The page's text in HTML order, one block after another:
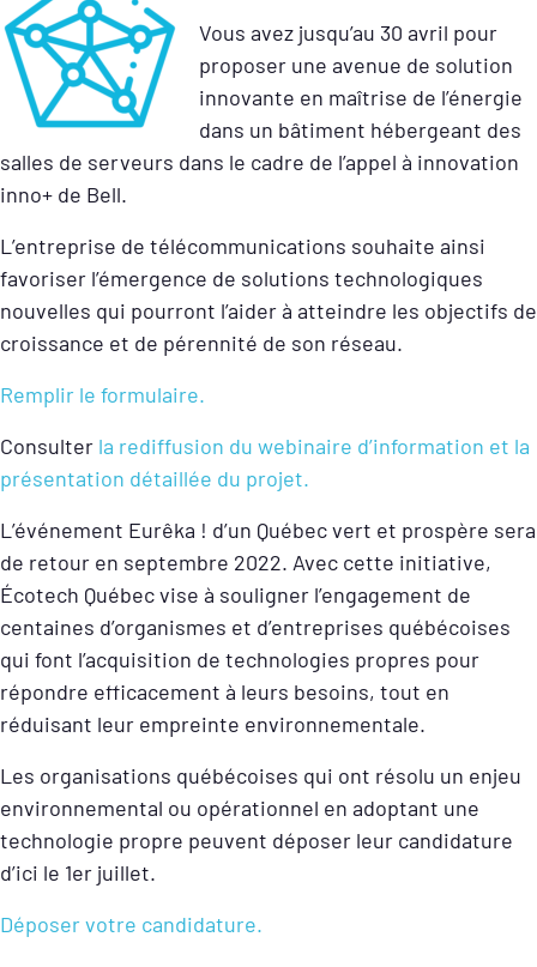
Vous avez jusqu’au 30 avril pour
proposer une avenue de solution
innovante en maîtrise de l’énergie
dans un bâtiment hébergeant des
salles de serveurs dans le cadre de l’appel à innovation
inno+ de Bell.
L’entreprise de télécommunications souhaite ainsi
favoriser l’émergence de solutions technologiques
nouvelles qui pourront l’aider à atteindre les objectifs de
croissance et de pérennité de son réseau.
Remplir le formulaire.
Consulter la rediffusion du webinaire d’information et la
présentation détaillée du projet.
L’événement Eurêka ! d’un Québec vert et prospère sera
de retour en septembre 2022. Avec cette initiative,
Écotech Québec vise à souligner l’engagement de
centaines d’organismes et d’entreprises québécoises
qui font l’acquisition de technologies propres pour
répondre efficacement à leurs besoins, tout en
réduisant leur empreinte environnementale.
Les organisations québécoises qui ont résolu un enjeu
environnemental ou opérationnel en adoptant une
technologie propre peuvent déposer leur candidature
d’ici le 1er juillet.
Déposer votre candidature.